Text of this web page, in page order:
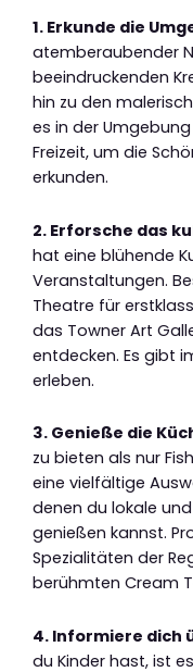
1. Erkunde die
atemberaubender
beeindruckenden
hin zu den
es in der
Freizeit, um die
erkunden.
2. Erforsche das
hat eine blühende
Veranstaltungen.
Theatre für
das Towner Art
entdecken. Es gibt
erleben.
3. Genieße die
zu bieten als nur
eine vielfältige
denen du lokale
genießen kannst.
Spezialitäten der
berühmten Cream
4. Informiere dich
du Kinder hast, ist